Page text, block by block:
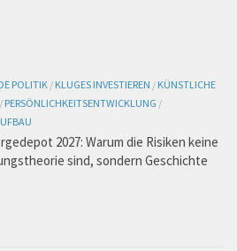
POLITIK / KLUGES INVESTIEREN / KÜNSTLICHE
/ PERSÖNLICHKEITSENTWICKLUNG /
2027: Warum die Risiken keine
sind, sondern Geschichte